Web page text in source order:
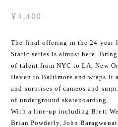
¥4,400
The final offering in the 24 year-
Static series is almost here.
of talent from NYC to LA, New
Haven to Baltimore and wraps it
and surprises of cameos and
of underground skateboarding.
With a line-up including Brett
Brian Powderly, John